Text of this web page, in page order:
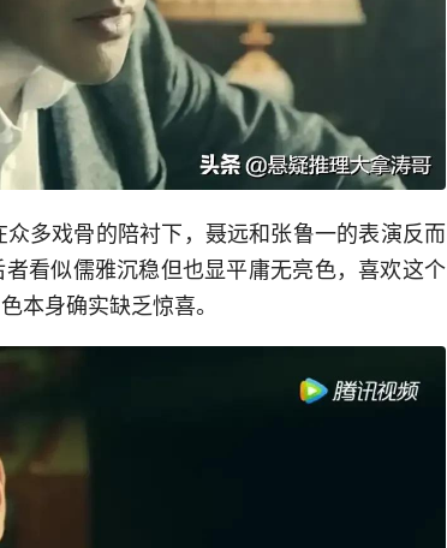
多戏骨的陪衬下，聂远和张鲁一的表演反而
看似儒雅沉稳但也显平庸无亮色，喜欢这个
本身确实缺乏惊喜。